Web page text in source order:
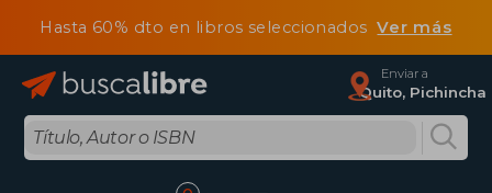
Hasta 60% dto en libros seleccionadosVer más
Enviar a
Quito, Pichincha